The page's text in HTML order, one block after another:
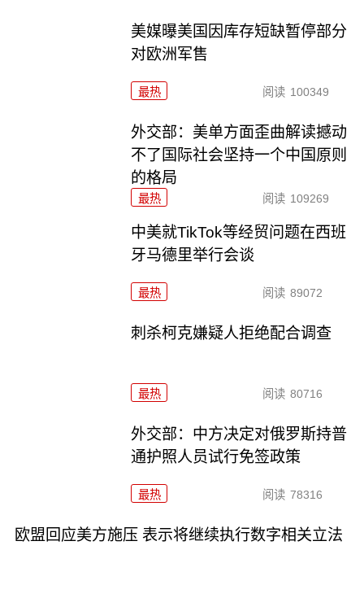
美媒曝美国因库存短缺暂停部分
对欧洲军售
最热 阅读 100349
外交部：美单方面歪曲解读撼动
不了国际社会坚持一个中国原则
的格局
最热 阅读 109269
中美就TikTok等经贸问题在西班
牙马德里举行会谈
最热 阅读 89072
刺杀柯克嫌疑人拒绝配合调查
最热 阅读 80716
外交部：中方决定对俄罗斯持普
通护照人员试行免签政策
最热 阅读 78316
欧盟回应美方施压 表示将继续执行数字相关立法